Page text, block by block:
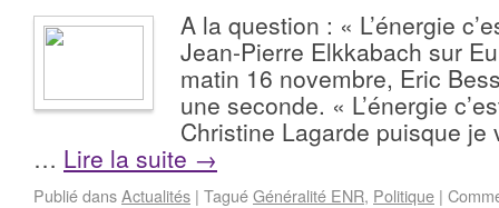
A la question : « L’énergie
Jean-Pierre Elkkabach sur
matin 16 novembre, Eric
une seconde. « L’énergie
Christine Lagarde puisque je
… Lire la suite →
Publié dansActualités | TaguéGénéralité ENR, Politique |